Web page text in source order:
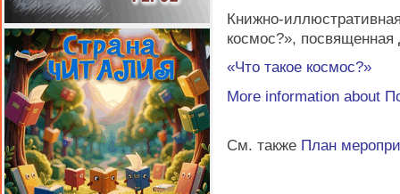
Книжно-
космос?»,
«Что такое космос?»
More information about
См. также План